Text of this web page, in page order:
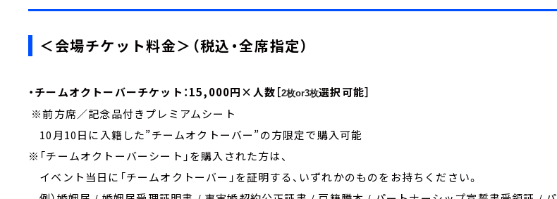
＜会場チケット料金＞（税込・全席指定）
・チームオクトーバーチケット：15,000円×人数［2枚or3枚選択可能］
※前方席／記念品付きプレミアムシート
10月10日に入籍した”チームオクトーバー”の方限定で購入可能
※「チームオクトーバーシート」を購入された方は、
イベント当日に「チームオクトーバー」を証明する、いずれかのものをお持ちください。